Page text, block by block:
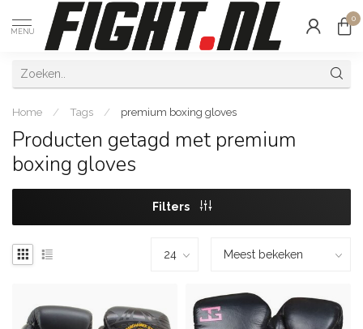
MENU
0
Home / Tags / premium boxing gloves
Producten getagd met premium
boxing gloves
Filters